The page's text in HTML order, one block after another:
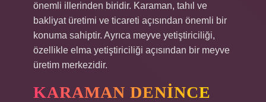
önemli illerinden biridir. Karaman, tahıl ve
bakliyat üretimi ve ticareti açısından önemli bir
konuma sahiptir. Ayrıca meyve yetiştiriciliği,
özellikle elma yetiştiriciliği açısından bir meyve
üretim merkezidir.
KARAMAN DENINCE